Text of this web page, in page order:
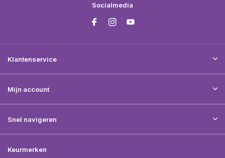
Socialmedia
Klantenservice
Mijn account
Snel navigeren
Keurmerken